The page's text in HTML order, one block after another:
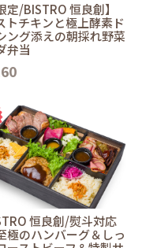
定/BISTRO 恒良創】
トチキンと極上酵素ド
ング添えの朝採れ野菜
弁当
恒良創/熨斗対応
極のハンバーグ＆しっ